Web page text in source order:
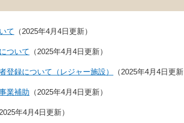
て 2025年4月4日更新
ついて 2025年4月4日更新
登録について（レジャー施設） 2025年4月4日更新
業補助 2025年4月4日更新
2025年4月4日更新